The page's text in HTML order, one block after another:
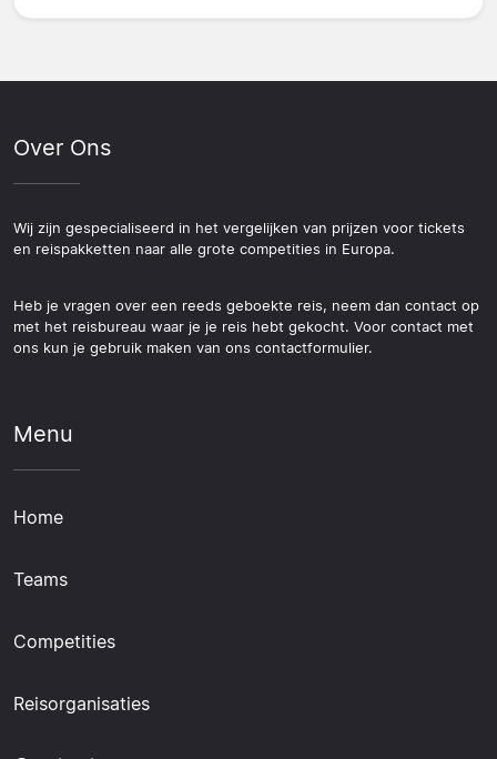
Over Ons
Wij zijn gespecialiseerd in het vergelijken van prijzen voor tickets
en reispakketten naar alle grote competities in Europa.
Heb je vragen over een reeds geboekte reis, neem dan contact op
met het reisbureau waar je je reis hebt gekocht. Voor contact met
ons kun je gebruik maken van ons contactformulier.
Menu
Home
Teams
Competities
Reisorganisaties